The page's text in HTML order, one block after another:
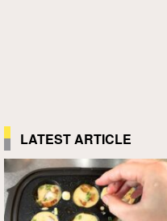
LATEST ARTICLE